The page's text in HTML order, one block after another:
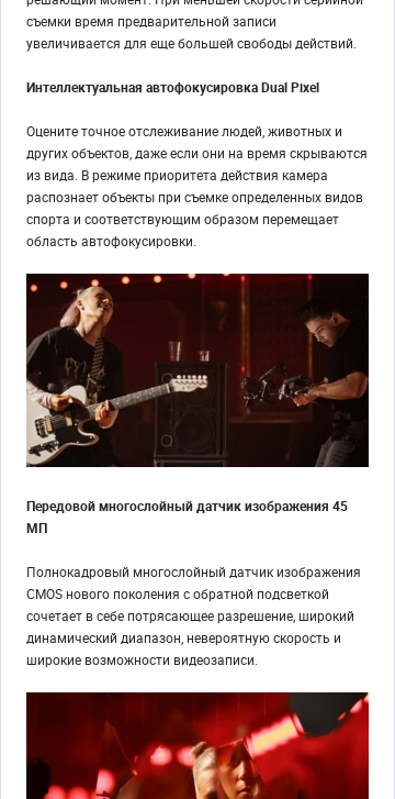
съемки время предварительной записи
увеличивается для еще большей свободы действий.
Интеллектуальная автофокусировка Dual Pixel
Оцените точное отслеживание людей, животных и
других объектов, даже если они на время скрываются
из вида. В режиме приоритета действия камера
распознает объекты при съемке определенных видов
спорта и соответствующим образом перемещает
область автофокусировки.
Передовой многослойный датчик изображения 45
МП
Полнокадровый многослойный датчик изображения
CMOS нового поколения с обратной подсветкой
сочетает в себе потрясающее разрешение, широкий
динамический диапазон, невероятную скорость и
широкие возможности видеозаписи.